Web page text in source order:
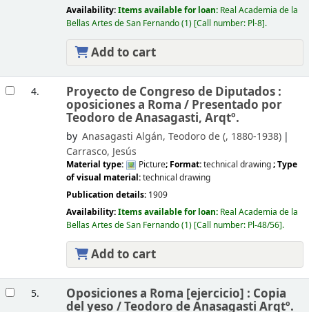
Availability:Items available for loan: Real Academia de la
Bellas Artes de San Fernando(1) Call number: Pl-8 .
Add to cart
4. Proyecto de Congreso de Diputados :
oposiciones a Roma / Presentado por
Teodoro de Anasagasti, Arqtº.
by Anasagasti Algán, Teodoro de (, 1880-1938)
Carrasco, Jesús
Material type: Picture; Format:technical drawing; Type
of visual material:technical drawing
Publication details: 1909
Availability:Items available for loan: Real Academia de la
Bellas Artes de San Fernando(1) Call number: Pl-48/56 .
Add to cart
5. Oposiciones a Roma [ejercicio] : Copia
del yeso /Teodoro de Anasagasti Arqtº.